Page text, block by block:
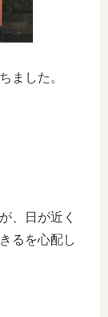
ました。
、日が近く
るを心配し